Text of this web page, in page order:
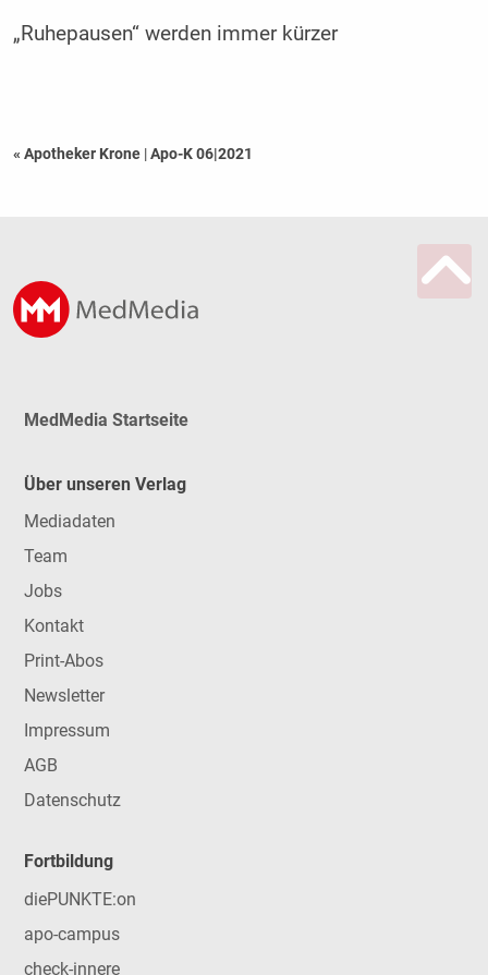
„Ruhepausen“ werden immer kürzer
« Apotheker Krone |Apo-K 06|2021
MedMedia Startseite
Über unseren Verlag
Mediadaten
Team
Jobs
Kontakt
Print-Abos
Newsletter
Impressum
AGB
Datenschutz
Fortbildung
diePUNKTE:on
apo-campus
check-innere